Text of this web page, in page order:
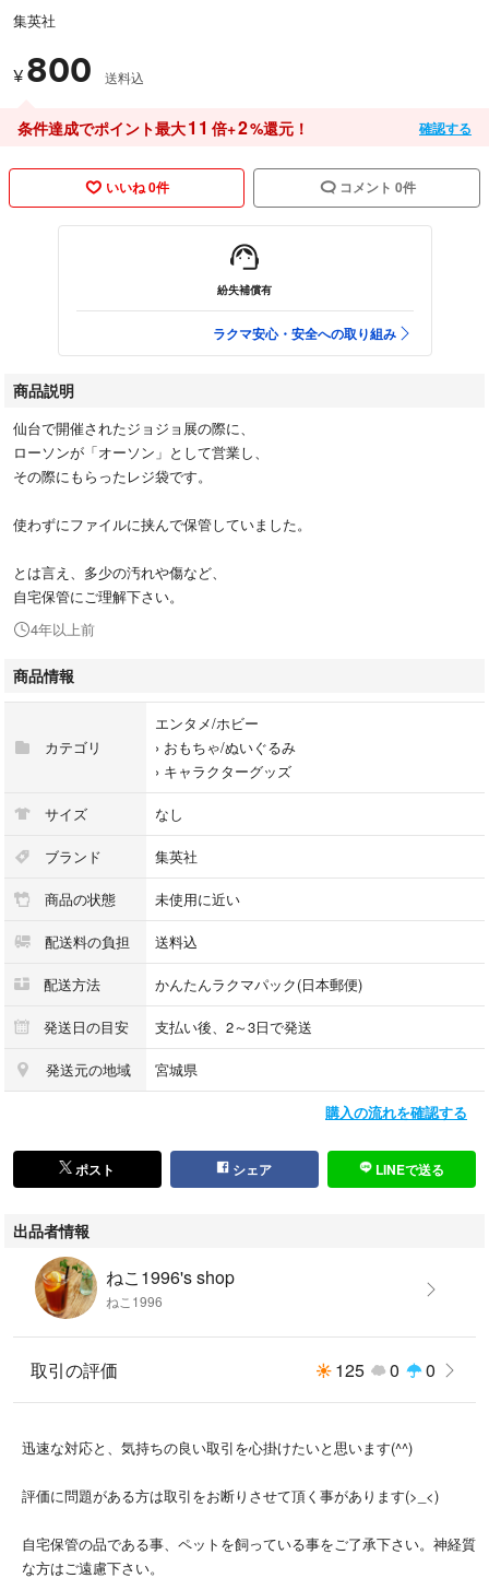
集英社
¥ 800 送料込
条件達成でポイント最大11 倍+2%還元！ 確認する
いいね 0件 コメント 0件
紛失補償有
ラクマ安心・安全への取り組み
商品説明
仙台で開催されたジョジョ展の際に、
ローソンが「オーソン」として営業し、
その際にもらったレジ袋です。
使わずにファイルに挟んで保管していました。
とは言え、多少の汚れや傷など、
自宅保管にご理解下さい。
4年以上前
商品情報
カテゴリ
エンタメ/ホビー
› おもちゃ/ぬいぐるみ
› キャラクターグッズ
サイズ なし
ブランド 集英社
商品の状態 未使用に近い
配送料の負担 送料込
配送方法 かんたんラクマパック(日本郵便)
発送日の目安 支払い後、2～3日で発送
発送元の地域 宮城県
購入の流れを確認する
ポスト シェア LINEで送る
出品者情報
ねこ1996's shop
ねこ1996
取引の評価 125 0 0
迅速な対応と、気持ちの良い取引を心掛けたいと思います(^^)
評価に問題がある方は取引をお断りさせて頂く事があります(>_<)
自宅保管の品である事、ペットを飼っている事をご了承下さい。神経質
な方はご遠慮下さい。